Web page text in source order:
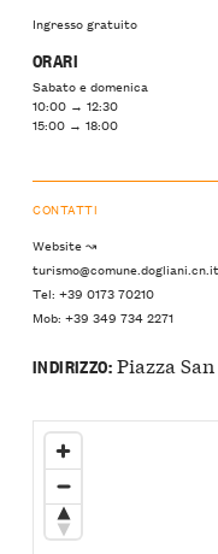
Ingresso gratuito
ORARI
Sabato e domenica
10:00 → 12:30
15:00 → 18:00
CONTATTI
Website ↝
turismo@comune.dogliani.cn.it
Tel: +39 0173 70210
Mob: +39 349 734 2271
INDIRIZZO:Piazza